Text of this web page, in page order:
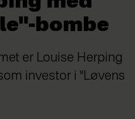
bombe
er Louise Herping
investor i "Løvens